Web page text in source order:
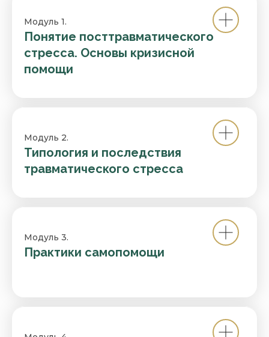
Модуль 1.
Понятие посттравматического
стресса. Основы кризисной
помощи
Модуль 2.
Типология и последствия
травматического стресса ㅤ
Модуль 3.
Практики самопомощи